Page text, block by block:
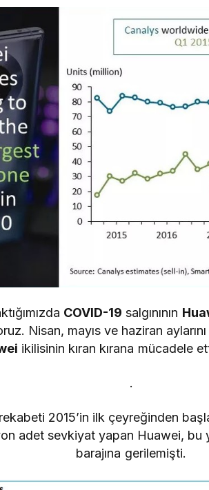
COVID-19 salgınının
Nisan, mayıs ve haziran
ikilisinin kıran kırana mücadele
.
2015’in ilk çeyreğinden
adet sevkiyat yapan Huawei, bu
barajına gerilemişti.